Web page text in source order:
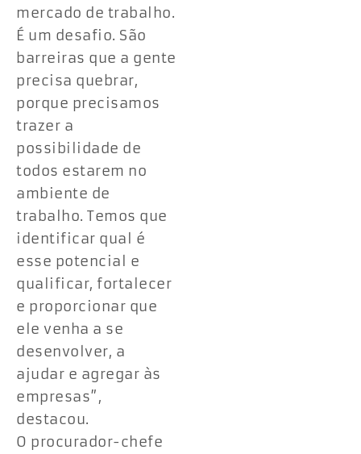
mercado de trabalho.
É um desafio. São
barreiras que a gente
precisa quebrar,
porque precisamos
trazer a
possibilidade de
todos estarem no
ambiente de
trabalho. Temos que
identificar qual é
esse potencial e
qualificar, fortalecer
e proporcionar que
ele venha a se
desenvolver, a
ajudar e agregar às
empresas”,
destacou.
O procurador-chefe